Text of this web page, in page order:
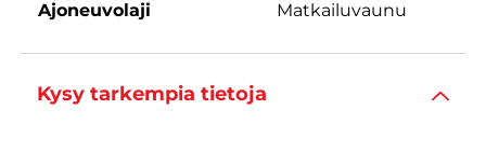
Ajoneuvolaji
Matkailuvaunu
Kysy tarkempia tietoja